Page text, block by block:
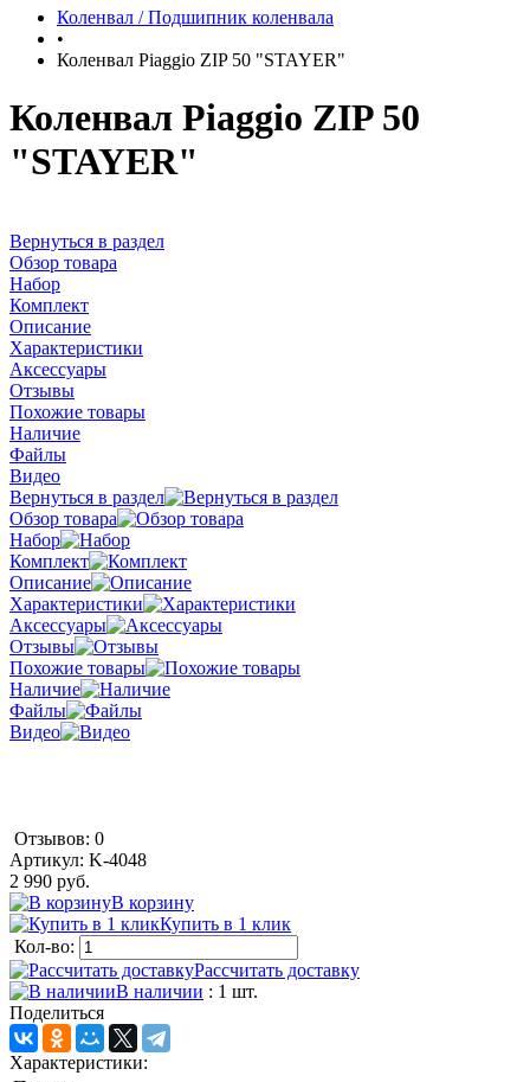
Коленвал / Подшипник коленвала
•
Коленвал Piaggio ZIP 50 "STAYER"
Коленвал Piaggio ZIP 50
"STAYER"
Вернуться в раздел
Обзор товара
Набор
Комплект
Описание
Характеристики
Аксессуары
Отзывы
Похожие товары
Наличие
Файлы
Видео
Вернуться в раздел
Обзор товара
Набор
Комплект
Описание
Характеристики
Аксессуары
Отзывы
Похожие товары
Наличие
Файлы
Видео
Отзывов: 0
Артикул: K-4048
2 990 руб.
В корзину
Купить в 1 клик
Кол-во:
Рассчитать доставку
В наличии : 1 шт.
Поделиться
Характеристики: